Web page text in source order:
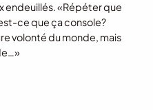
endeuillés. «Répéter que
ce que ça console?
volonté du monde, mais